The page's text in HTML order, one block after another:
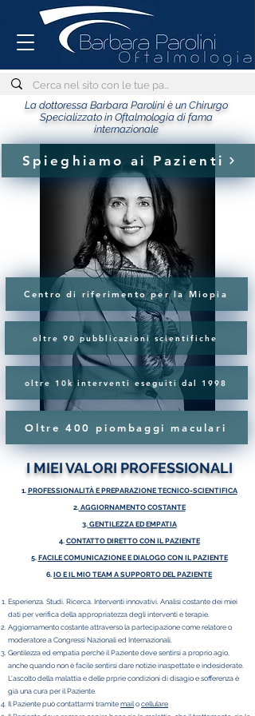
La dottoressa Barbara Parolini è un Chirurgo
Specializzato in Oftalmologia di fama
internazionale
oltre 10k interventi eseguiti dal 1998
Centro di riferimento per la Miopia
Spieghiamo ai Pazienti
oltre 90 pubblicazioni scientifiche
Oltre 400 piombaggi maculari
I MIEI VALORI PROFESSIONALI
1. PROFESSIONALITÀ E PREPARAZIONE TECNICO-SCIENTIFICA
2.AGGIORNAMENTO COSTANTE
3. GENTILEZZA ED EMPATIA
4. CONTATTO DIRETTO CON IL PAZIENTE
5. FACILE COMUNICAZIONE E DIALOGO CON IL PAZIENTE
6. IO E IL MIO TEAM A SUPPORTO DEL PAZIENTE
Esperienza. Studi. Ricerca. Interventi innovativi. Analisi costante dei miei
dati per verifica della appropriatezza degli interventi e terapie.
Aggiornamento costante attraverso la partecipazione come relatore o
moderatore a Congressi Nazionali ed Internazionali.
Gentilezza ed empatia perché il Paziente deve sentirsi a proprio agio,
anche quando non è facile sentirsi dare notizie inaspettate e indesiderate.
L'ascolto della malattia e delle prprie condizioni di disagio e sofferenza è
già una cura per il Paziente.
Il Paziente può contattarmi tramite mailo cellulare